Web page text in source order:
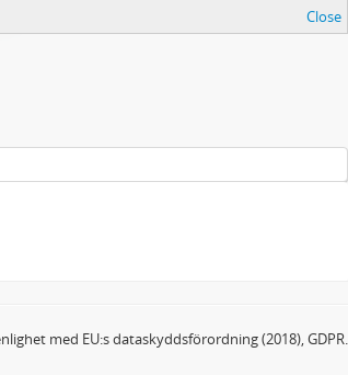
Close
med EU:s dataskyddsförordning (2018), GDPR.